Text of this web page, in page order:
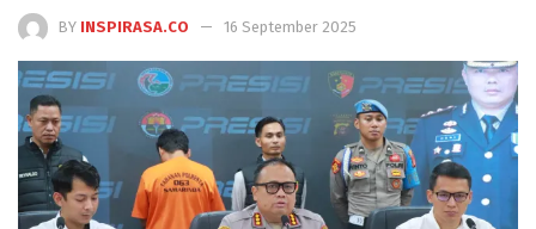
BY INSPIRASA.CO 16 September 2025